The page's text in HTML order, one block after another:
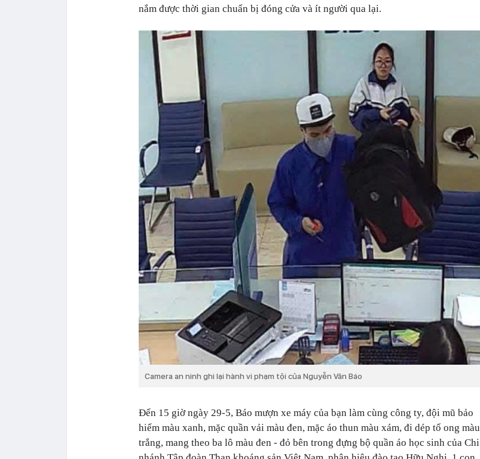
nắm được thời gian chuẩn bị đóng cửa và ít người qua lại.
Camera an ninh ghi lại hành vi phạm tội của Nguyễn Văn Báo
Đến 15 giờ ngày 29-5, Báo mượn xe máy của bạn làm cùng công ty, đội mũ bảo
hiểm màu xanh, mặc quần vải màu đen, mặc áo thun màu xám, đi dép tổ ong màu
trắng, mang theo ba lô màu đen - đỏ bên trong đựng bộ quần áo học sinh của Chi